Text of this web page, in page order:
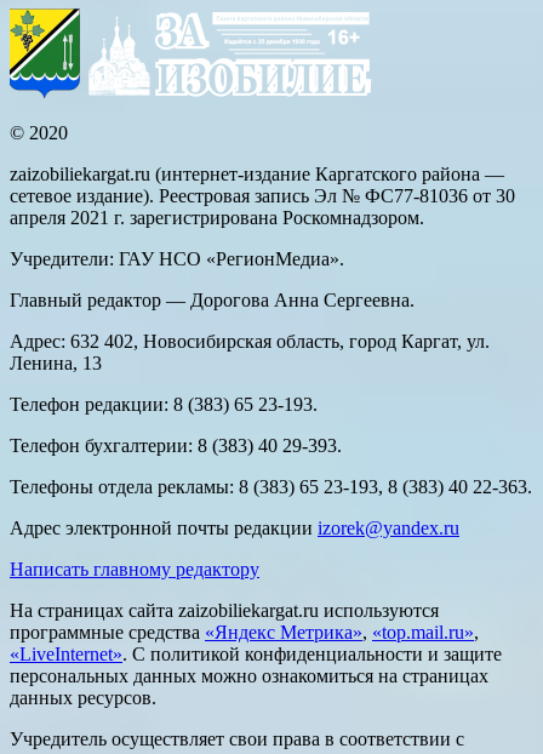
© 2020
zaizobiliekargat.ru (интернет-издание Каргатского района —
сетевое издание). Реестровая запись Эл № ФС77-81036 от 30
апреля 2021 г. зарегистрирована Роскомнадзором.
Учредители: ГАУ НСО «РегионМедиа».
Главный редактор — Дорогова Анна Сергеевна.
Адрес: 632 402, Новосибирская область, город Каргат, ул.
Ленина, 13
Телефон редакции: 8 (383) 65 23-193.
Телефон бухгалтерии: 8 (383) 40 29-393.
Телефоны отдела рекламы: 8 (383) 65 23-193, 8 (383) 40 22-363.
Адрес электронной почты редакции izorek@yandex.ru
Написать главному редактору
На страницах сайта zaizobiliekargat.ru используются
программные средства «Яндекс Метрика», «top.mail.ru»,
«LiveInternet». С политикой конфиденциальности и защите
персональных данных можно ознакомиться на страницах
данных ресурсов.
Учредитель осуществляет свои права в соответствии с